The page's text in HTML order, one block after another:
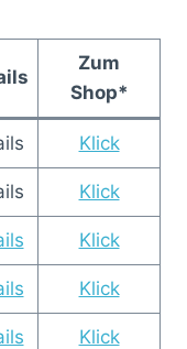
Zum
Shop*
Klick
Klick
Klick
Klick
Klick